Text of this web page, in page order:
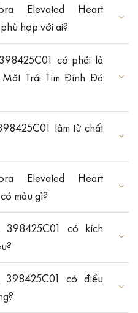
Elevated Heart
hợp với ai?
có phải là
Trái Tim Đính Đá
làm từ chất
Elevated Heart
màu gì?
398425C01 có kích
398425C01 có điều